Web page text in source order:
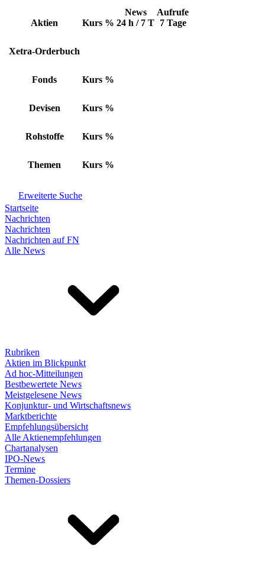
Aktien Kurs %
News
24 h / 7 T
Aufrufe
7 Tage
Xetra-Orderbuch
Fonds Kurs %
Devisen Kurs %
Rohstoffe Kurs %
Themen Kurs %
Erweiterte Suche
Startseite
Nachrichten
Nachrichten
Nachrichten auf FN
Alle News
Rubriken
Aktien im Blickpunkt
Ad hoc-Mitteilungen
Bestbewertete News
Meistgelesene News
Konjunktur- und Wirtschaftsnews
Marktberichte
Empfehlungsübersicht
Alle Aktienempfehlungen
Chartanalysen
IPO-News
Termine
Themen-Dossiers